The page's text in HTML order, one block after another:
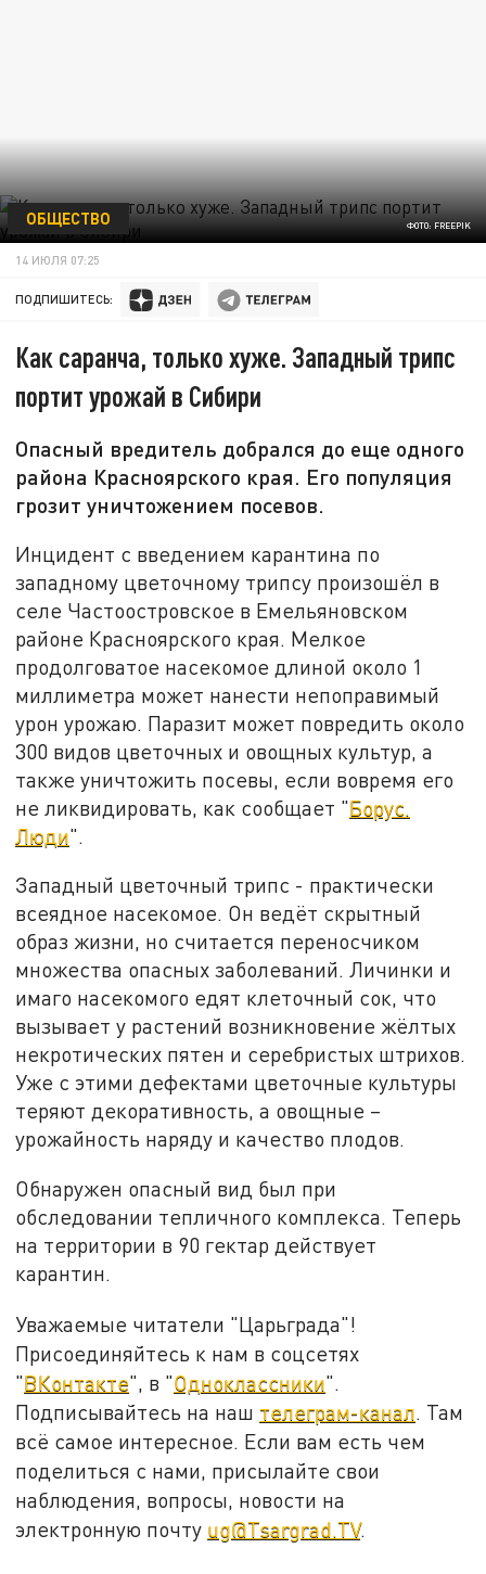
ФОТО: FREEPIK
ОБЩЕСТВО
14 ИЮЛЯ 07:25
ПОДПИШИТЕСЬ:
Как саранча, только хуже. Западный трипс
портит урожай в Сибири
Опасный вредитель добрался до еще одного
района Красноярского края. Его популяция
грозит уничтожением посевов.
Инцидент с введением карантина по
западному цветочному трипсу произошёл в
селе Частоостровское в Емельяновском
районе Красноярского края. Мелкое
продолговатое насекомое длиной около 1
миллиметра может нанести непоправимый
урон урожаю. Паразит может повредить около
300 видов цветочных и овощных культур, а
также уничтожить посевы, если вовремя его
не ликвидировать, как сообщает "Борус.
Люди".
Западный цветочный трипс - практически
всеядное насекомое. Он ведёт скрытный
образ жизни, но считается переносчиком
множества опасных заболеваний. Личинки и
имаго насекомого едят клеточный сок, что
вызывает у растений возникновение жёлтых
некротических пятен и серебристых штрихов.
Уже с этими дефектами цветочные культуры
теряют декоративность, а овощные –
урожайность наряду и качество плодов.
Обнаружен опасный вид был при
обследовании тепличного комплекса. Теперь
на территории в 90 гектар действует
карантин.
Уважаемые читатели "Царьграда"!
Присоединяйтесь к нам в соцсетях
"ВКонтакте", в "Одноклассники".
Подписывайтесь на наш телеграм-канал. Там
всё самое интересное. Если вам есть чем
поделиться с нами, присылайте свои
наблюдения, вопросы, новости на
электронную почту ug@Tsargrad.TV.